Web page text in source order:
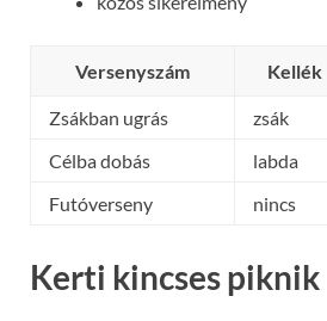
Versenyszám Kellék
Zsákban ugrás zsák
Célba dobás
labda
Futóverseny
nincs
Kerti kincses piknik